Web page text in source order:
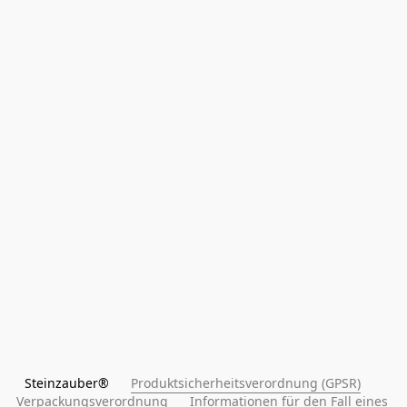
Steinzauber® Produktsicherheitsverordnung (GPSR)
Verpackungsverordnung
Informationen für den Fall eines